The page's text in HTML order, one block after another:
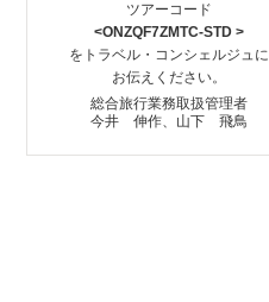
ツアーコード
<ONZQF7ZMTC-STD >
をトラベル・コンシェルジュに
お伝えください。
総合旅行業務取扱管理者
今井 伸作、山下 飛鳥